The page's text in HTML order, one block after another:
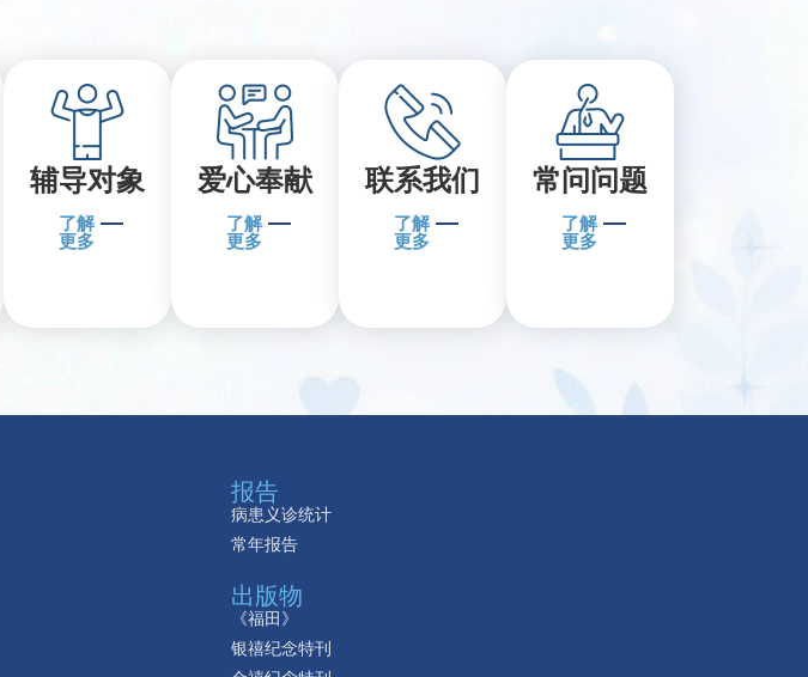
辅导对象
了解
更多
爱心奉献
了解
更多
联系我们
了解
更多
常问问题
了解
更多
报告
病患义诊统计
常年报告
出版物
《福田》
银禧纪念特刊